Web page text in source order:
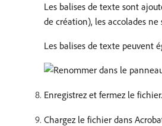
Les balises de texte sont
de création), les accolades ne
Les balises de texte peuvent
Enregistrez et fermez le fichier.
Chargez le fichier dans